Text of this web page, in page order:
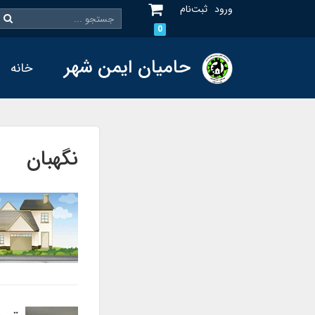
ورود ثبت‌نام
0
حامیان ایمن شهر خانه
نگهبان